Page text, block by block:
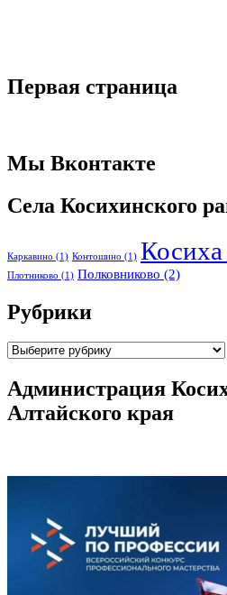
Первая страница
Мы Вконтакте
Села Косихинского
Каркавино (1) Контошино (1) Косиха
Плотниково (1) Полковниково (2)
Рубрики
Рубрики
Администрация
Алтайского края